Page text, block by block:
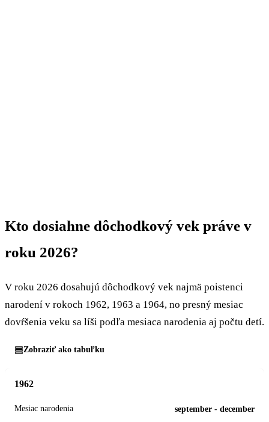
Kto dosiahne dôchodkový vek práve v
roku 2026?
V roku 2026 dosahujú dôchodkový vek najmä poistenci
narodení v rokoch 1962, 1963 a 1964, no presný mesiac
dovŕšenia veku sa líši podľa mesiaca narodenia aj počtu detí.
Zobraziť ako tabuľku
1962
september - december